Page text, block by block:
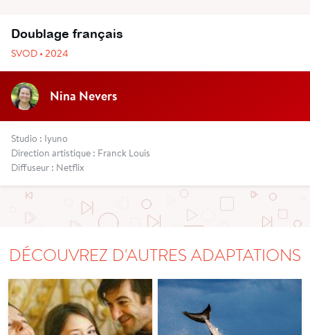
Doublage français
SVOD • 2024
Nina Nevers
Studio : Iyuno
Direction artistique : Franck Louis
Diffuseur : Netflix
DÉCOUVREZ D'AUTRES ADAPTATIONS